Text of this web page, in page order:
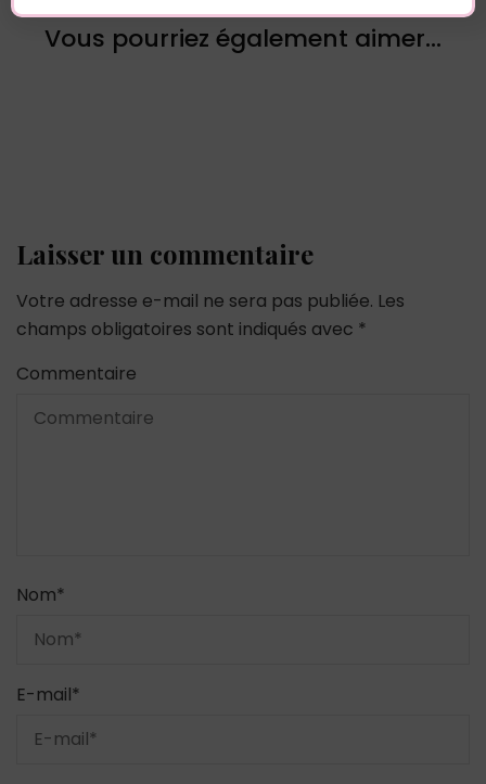
Vous pourriez également aimer...
Laisser un commentaire
Votre adresse e-mail ne sera pas publiée. Les
champs obligatoires sont indiqués avec *
Commentaire
Nom*
E-mail*